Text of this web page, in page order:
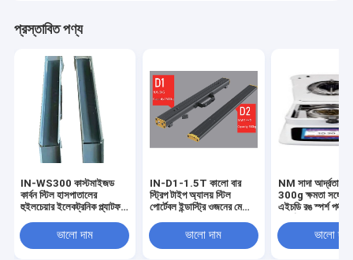
প্রস্তাবিত পণ্য
IN-WS300 কাস্টমাইজড
কার্বন স্টিল হাসপাতালের
হুইলচেয়ার ইলেকট্রনিক প্ল্যাটফর্ম
ভালো দাম
IN-D1-1.5T কালো বার
স্ট্রিপ টাইপ অ্যালয় স্টিল
পোর্টেবল ইন্ডাস্ট্রি ওজনের মেঝে
ওডিএম
ভালো দাম
NM সাদা আর্দ্রতা
300g ক্ষমতা সঙ্গে 5
এইচডি রঙ স্পর্শ পর্দা
ভালো দাম